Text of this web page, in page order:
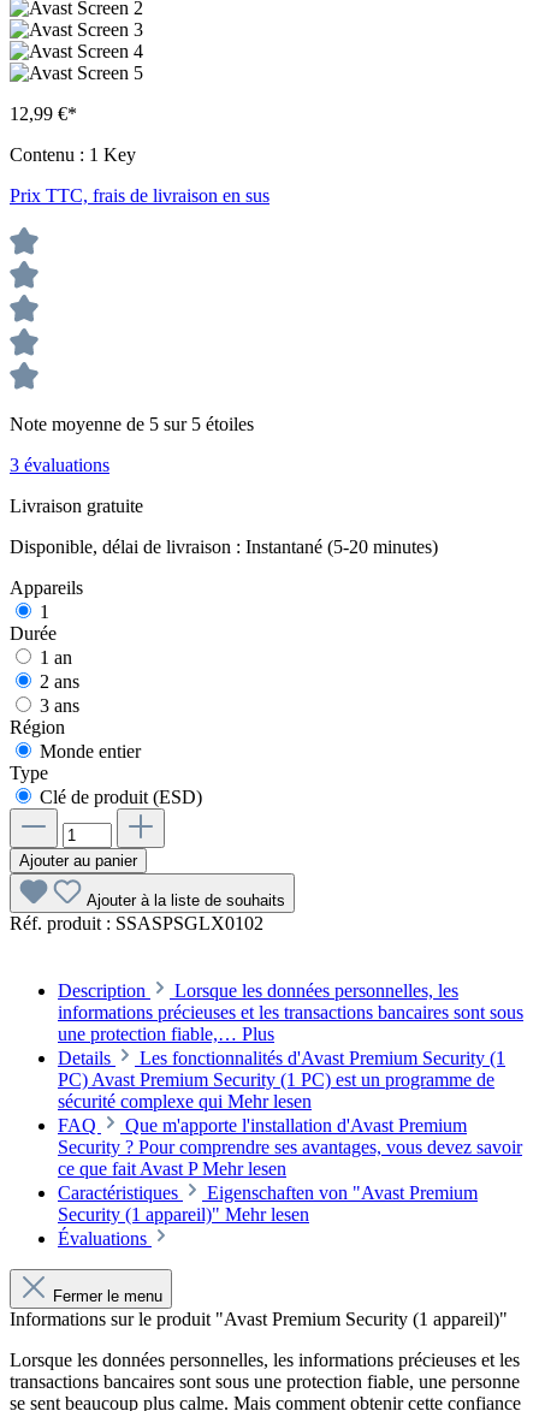
12,99 €*
Contenu : 1 Key
Prix TTC, frais de livraison en sus
Note moyenne de 5 sur 5 étoiles
3 évaluations
Livraison gratuite
Disponible, délai de livraison : Instantané (5-20 minutes)
Appareils
1
Durée
1 an
2 ans
3 ans
Région
Monde entier
Type
Clé de produit (ESD)
Ajouter au panier
Ajouter à la liste de souhaits
Réf. produit : SSASPSGLX0102
Description
Lorsque les données personnelles, les
informations précieuses et les transactions bancaires sont sous
une protection fiable,… Plus
Details
Les fonctionnalités d'Avast Premium Security (1
PC) Avast Premium Security (1 PC) est un programme de
sécurité complexe qui Mehr lesen
FAQ
Que m'apporte l'installation d'Avast Premium
Security ? Pour comprendre ses avantages, vous devez savoir
ce que fait Avast PMehr lesen
Caractéristiques
Eigenschaften von "Avast Premium
Security (1 appareil)" Mehr lesen
Évaluations
Fermer le menu
Informations sur le produit "Avast Premium Security (1 appareil)"
Lorsque les données personnelles, les informations précieuses et les
transactions bancaires sont sous une protection fiable, une personne
se sent beaucoup plus calme. Mais comment obtenir cette confiance